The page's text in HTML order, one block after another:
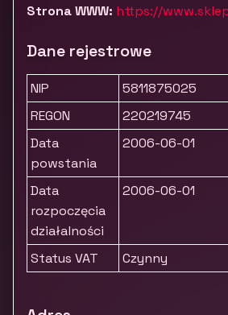
Strona WWW: https://
Dane rejestrowe
NIP
5811875025
REGON
220219745
Data
powstania
2006-06-01
Data
rozpoczęcia
działalności
2006-06-01
Status VAT Czynny